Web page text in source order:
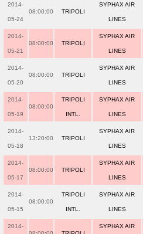
2014-
05-24
08:00:00 TRIPOLI
SYPHAX AIR
LINES
2014-
05-21
08:00:00 TRIPOLI
SYPHAX AIR
LINES
2014-
05-20
08:00:00 TRIPOLI
SYPHAX AIR
LINES
2014-
05-19
08:00:00
TRIPOLI
INTL.
SYPHAX AIR
LINES
2014-
05-18
13:20:00 TRIPOLI
SYPHAX AIR
LINES
2014-
05-17
08:00:00 TRIPOLI
SYPHAX AIR
LINES
2014-
05-15
08:00:00
TRIPOLI
INTL.
SYPHAX AIR
LINES
2014- SYPHAX AIR